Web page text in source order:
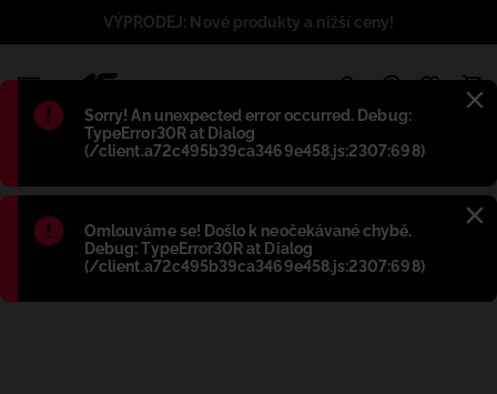
Błąd:
Sorry! An unexpected error occurred. Debug:
TypeError30R at Dialog
(/client.a72c495b39ca3469e458.js:2307:698)
Błąd:
Omlouváme se! Došlo k neočekávané chybě.
Debug: TypeError30R at Dialog
(/client.a72c495b39ca3469e458.js:2307:698)
VÝPRODEJ: Nové produkty a nižší ceny!